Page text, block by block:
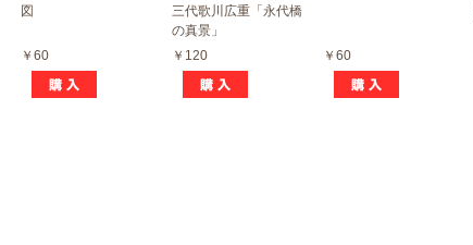
図
￥60
三代歌川広重「永代橋
の真景」
￥120
￥60